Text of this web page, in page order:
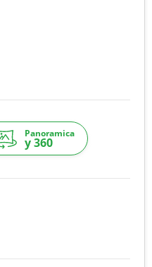
Panoramica
y 360